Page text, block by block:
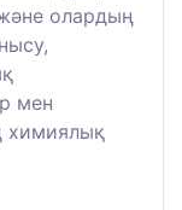
және олардың
мен
химиялық